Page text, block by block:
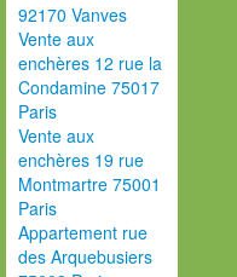
92170 Vanves
Vente aux
enchères 12 rue la
Condamine 75017
Paris
Vente aux
enchères 19 rue
Montmartre 75001
Paris
Appartement rue
des Arquebusiers